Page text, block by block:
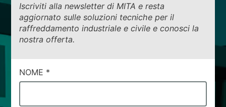
Iscriviti alla newsletter di MITA e resta
aggiornato sulle soluzioni tecniche per il
raffreddamento industriale e civile e conosci la
nostra offerta.
NOME *